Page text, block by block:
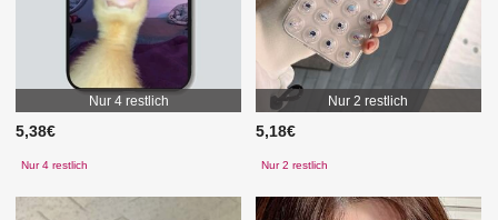
Nur 4 restlich
5,38€
Nur 4 restlich
Nur 2 restlich
5,18€
Nur 2 restlich